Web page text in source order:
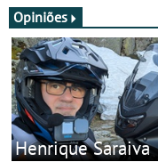
Opiniões
Henrique Saraiva